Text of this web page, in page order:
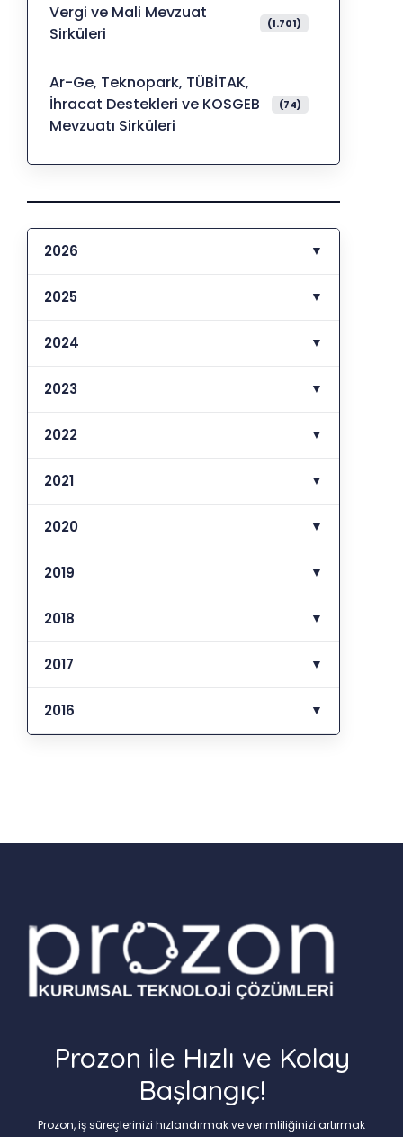
Vergi ve Mali Mevzuat
Sirküleri
(1.701)
Ar-Ge, Teknopark, TÜBİTAK,
İhracat Destekleri ve KOSGEB
Mevzuatı Sirküleri
(74)
2026 ▼
2025 ▼
2024 ▼
2023 ▼
2022 ▼
2021 ▼
2020 ▼
2019 ▼
2018 ▼
2017 ▼
2016 ▼
Prozon ile Hızlı ve Kolay
Başlangıç!
Prozon, iş süreçlerinizi hızlandırmak ve verimliliğinizi artırmak